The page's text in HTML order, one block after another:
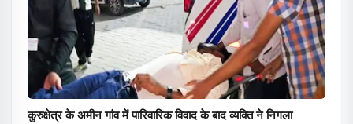
कुरुक्षेत्र के अमीन गांव में पारिवारिक विवाद के बाद व्यक्ति ने निगला